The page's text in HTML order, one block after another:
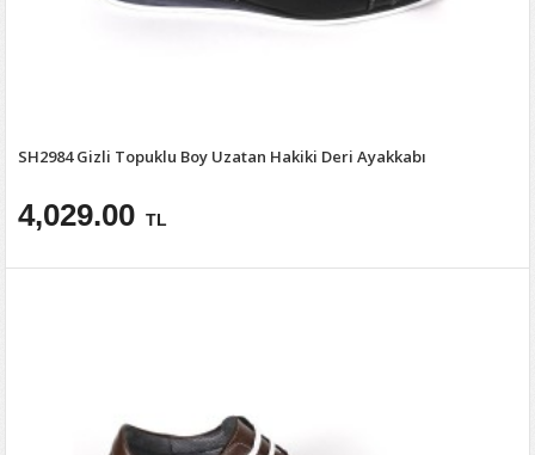
SH2984 Gizli Topuklu Boy Uzatan Hakiki Deri Ayakkabı
4,029.00 TL